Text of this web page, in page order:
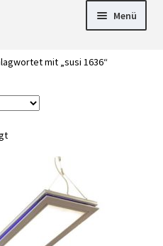
Menü
► LED Panel
►
mit „susi 1636“